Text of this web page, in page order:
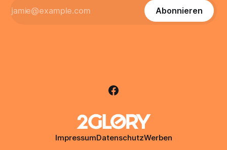
Abonnieren
ImpressumDatenschutzWerben